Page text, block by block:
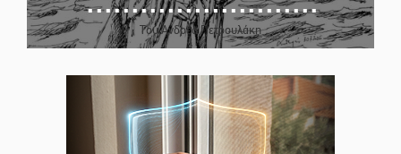
Του Ανδρέα Πετρουλάκη